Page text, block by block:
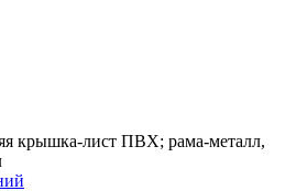
крышка-лист ПВХ; рама-металл,